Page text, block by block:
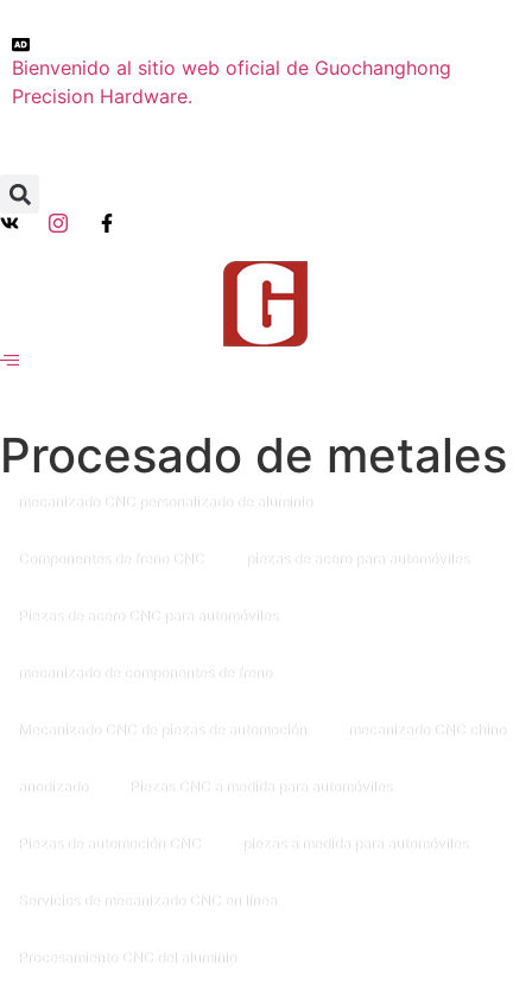
Bienvenido al sitio web oficial de Guochanghong
Precision Hardware.
Procesado de metales
mecanizado CNC personalizado de aluminio
Componentes de freno CNC piezas de acero para automóviles
Piezas de acero CNC para automóviles
mecanizado de componentes de freno
Mecanizado CNC de piezas de automoción mecanizado CNC chino
anodizado Piezas CNC a medida para automóviles
Piezas de automoción CNC piezas a medida para automóviles
Servicios de mecanizado CNC en línea
Procesamiento CNC del aluminio